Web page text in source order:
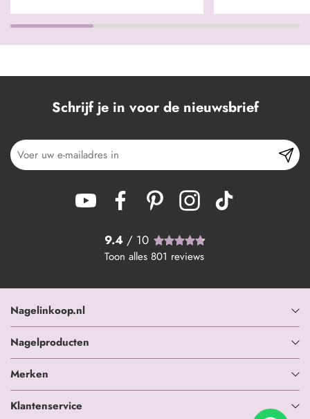
Schrijf je in voor de nieuwsbrief
9.4 / 10
Toon alles 801 reviews
Nagelinkoop.nl
Nagelproducten
Merken
Klantenservice